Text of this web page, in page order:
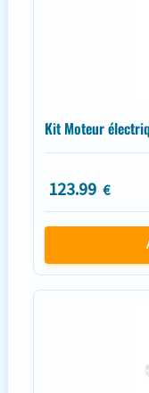
Kit Moteur
123.99 €